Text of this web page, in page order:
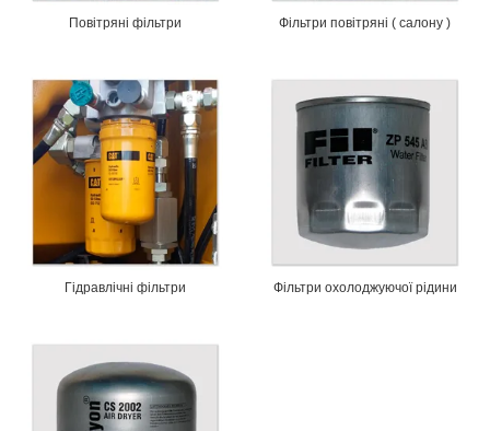
Повітряні фільтри Фільтри повітряні ( салону )
Гідравлічні фільтри Фільтри охолоджуючої рідини